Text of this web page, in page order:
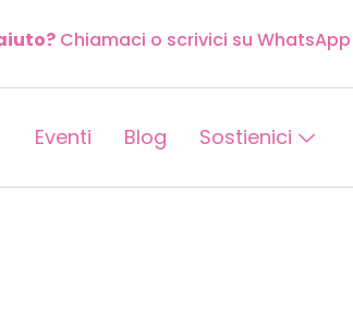
Chiamaci o scrivici su WhatsApp
Eventi Blog Sostienici